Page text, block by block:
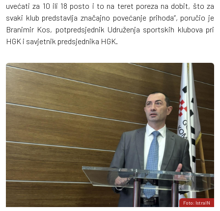
uvećati za 10 ili 18 posto i to na teret poreza na dobit, što za
svaki klub predstavlja značajno povećanje prihoda“, poručio je
Branimir Kos, potpredsjednik Udruženja sportskih klubova pri
HGK i savjetnik predsjednika HGK.
Foto: IstraIN